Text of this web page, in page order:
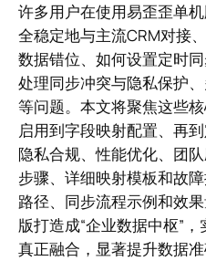
许多用户在使用易歪歪单
全稳定地与主流CRM对接
数据错位、如何设置定时
处理同步冲突与隐私保护
等问题。本文将聚焦这些
启用到字段映射配置、再
隐私合规、性能优化、团
步骤、详细映射模板和故
路径、同步流程示例和效
版打造成“企业数据中枢”
真正融合，显著提升数据